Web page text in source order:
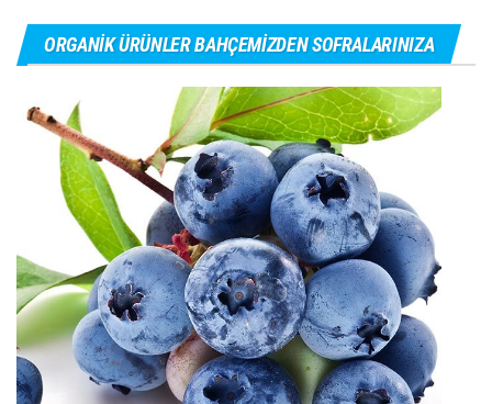
ORGANIK ÜRÜNLER BAHÇEMIZDEN SOFRALARINIZA